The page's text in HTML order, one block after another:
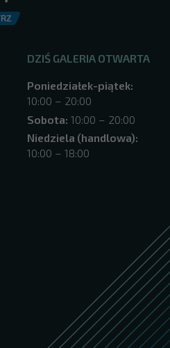
DZIŚ GALERIA OTWARTA
Poniedziałek-piątek:
10:00 – 20:00
Sobota: 10:00 – 20:00
Niedziela (handlowa):
10:00 – 18:00